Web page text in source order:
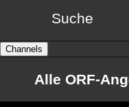
Suche
Channels
Alle ORF-